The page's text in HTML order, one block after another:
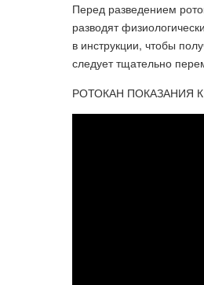
Перед разведением
разводят
в инструкции, чтобы
следует тщательно
РОТОКАН ПОКАЗАНИЯ